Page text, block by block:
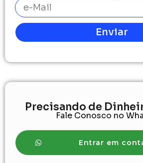
Enviar
Precisando de
Fale Conosco no
Entrar em